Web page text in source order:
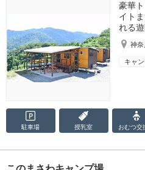
豪華
イト
れる遊
神
キャ
駐車場 授乳室 おむつ交